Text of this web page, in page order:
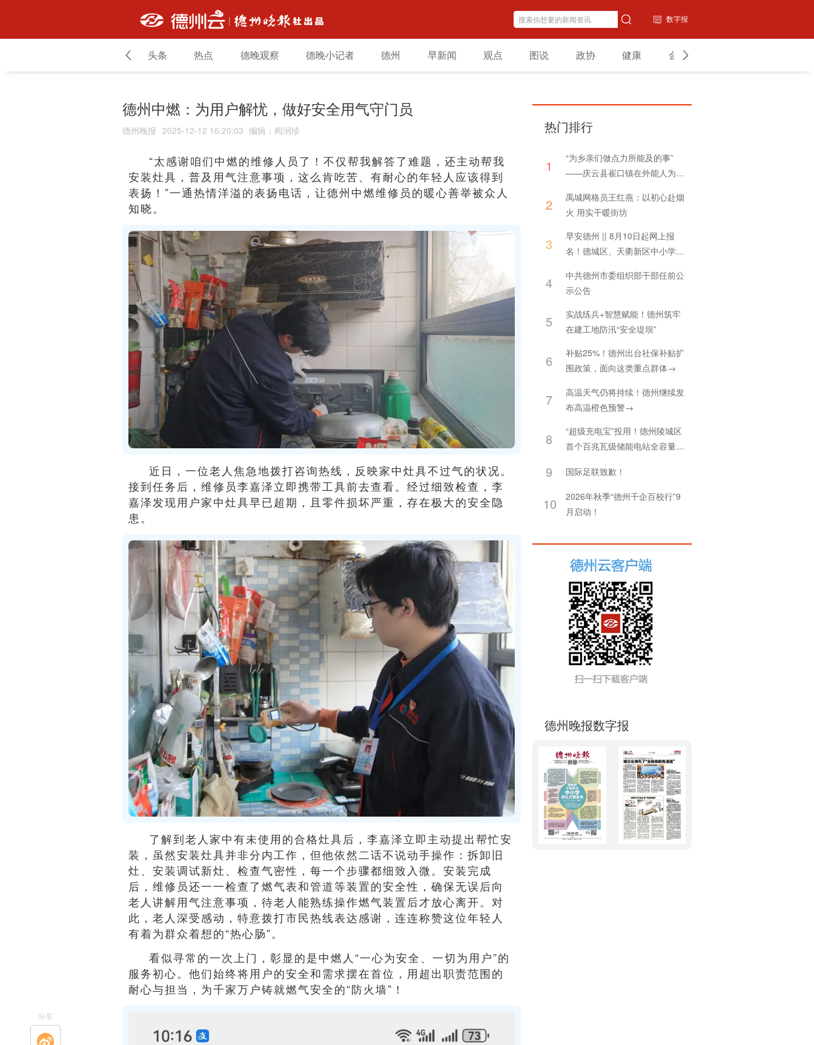
数字报
头条 热点 德晚观察 德晚小记者 德州 早新闻 观点 图说 政协 健康 金融
德州中燃：为用户解忧，做好安全用气守门员
德州晚报 2025-12-12 16:20:03 编辑 ： 阎润珍
“太感谢咱们中燃的维修人员了！不仅帮我解答了难题，还主动帮我
安装灶具，普及用气注意事项，这么肯吃苦、有耐心的年轻人应该得到
表扬！”一通热情洋溢的表扬电话，让德州中燃维修员的暖心善举被众人
知晓。
近日，一位老人焦急地拨打咨询热线，反映家中灶具不过气的状况。
接到任务后，维修员李嘉泽立即携带工具前去查看。经过细致检查，李
嘉泽发现用户家中灶具早已超期，且零件损坏严重，存在极大的安全隐
患。
了解到老人家中有未使用的合格灶具后，李嘉泽立即主动提出帮忙安
装，虽然安装灶具并非分内工作，但他依然二话不说动手操作：拆卸旧
灶、安装调试新灶、检查气密性，每一个步骤都细致入微。安装完成
后，维修员还一一检查了燃气表和管道等装置的安全性，确保无误后向
老人讲解用气注意事项，待老人能熟练操作燃气装置后才放心离开。对
此，老人深受感动，特意拨打市民热线表达感谢，连连称赞这位年轻人
有着为群众着想的“热心肠”。
看似寻常的一次上门，彰显的是中燃人“一心为安全、一切为用户”的
服务初心。他们始终将用户的安全和需求摆在首位，用超出职责范围的
耐心与担当，为千家万户铸就燃气安全的“防火墙”！
分享
热门排行
1
“为乡亲们做点力所能及的事”
——庆云县崔口镇在外能人为家
2
禹城网格员王红燕：以初心赴烟
火 用实干暖街坊
3
早安德州 || 8月10日起网上报
名！德城区、天衢新区中小学招
4
中共德州市委组织部干部任前公
示公告
5
实战练兵+智慧赋能！德州筑牢
在建工地防汛“安全堤坝”
6
补贴25%！德州出台社保补贴扩
围政策，面向这类重点群体→
7
高温天气仍将持续！德州继续发
布高温橙色预警→
8
“超级充电宝”投用！德州陵城区
首个百兆瓦级储能电站全容量并
9 国际足联致歉！
10
2026年秋季“德州千企百校行”9
月启动！
德州晚报数字报